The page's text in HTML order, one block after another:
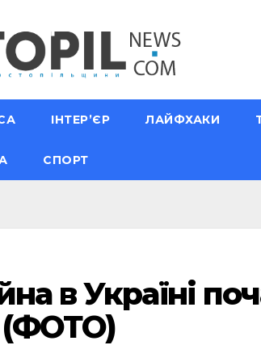
ІНТЕР’ЄР ЛАЙФХАКИ
СПОРТ
в Україні
(ФОТО)